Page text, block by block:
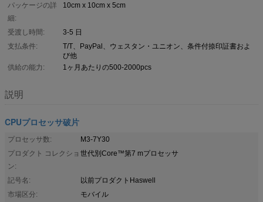
パッケージの詳
細:
10cm x 10cm x 5cm
受渡し時間:
3-5 日
支払条件:
T/T、PayPal、ウェスタン・ユニオン、条件付捺印証書およ
び他
供給の能力:
1ヶ月あたりの500-2000pcs
説明
CPUプロセッサ破片
プロセッサ数:
M3-7Y30
プロダクト コレクショ
ン:
世代別Core™第7 mプロセッサ
記号名:
以前プロダクトHaswell
市場区分:
モバイル